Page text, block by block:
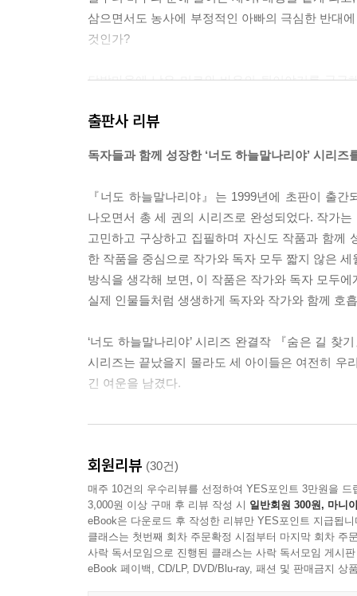
--- p.50
소희가 떠나고 둘만 남자 더 친해질 줄 알았는데
바우는 남들이 자신을 어떻게 생각하는지 알고 있
다. 주목받는 게 더 힘들기 때문이었다. 하지만
느끼는 어려움도 없었다. 그냥 자기 자신으로 충분
--- p.103
재이가 끼자 미르는 오래된 동네 친구처럼 바우가
우는 소희가 살 때는 물론 그 뒤에도 제 집처럼 드
“뭐 할까?”
부산스레 먹을 걸 내온 재이가 상기된 얼굴로 물
--- p.121
--- p.129
삼으면서도 농사에 부정적인 아빠의 극심한 반대
것인가?
달밭마을에 남은 미르와 바우의 뒷이야기를 궁
출판사 리뷰
독자들과 함께 성장한 ‘너도 하늘말나리야’ 시리즈
『너도 하늘말나리야』는 1999년에 초판이 출
나오면서 총 세 권의 시리즈로 완성되었다. 작가
고민하고 구상하고 집필하며 자신도 작품과 함께
한 작품을 중심으로 작가와 독자 모두 짧지 않은
방식을 생각해 보면, 이 작품은 작가와 독자 모두
실제 인물들처럼 생생하게 독자와 작가와 함께 호
‘너도 하늘말나리야’ 시리즈 완결작 『숨은 길 찾
시리즈는 끝났을지 몰라도 세 아이들은 여전히 우
긴 여운을 남겼다.
청소년은 사회적으로 가장 불안정한 위치에 있
느끼곤 한다. 그래서 청소년문학은 무조건적인
세대불문하고 청소년문학만이 가지는 매력이
찾아오는 위기에 피하지 않고 맞선다. 청소년문
과격하고, 가식을 덮은 가면을 쓸 때도 있고, 진심
회원리뷰 (30건)
매주 10건의 우수리뷰를 선정하여 YES포인트 3만원을 드
3,000원 이상 구매 후 리뷰 작성 시 일반회원 300원, 마니
eBook은 다운로드 후 작성한 리뷰만 YES포인트 지급됩니
클래스는 첫번째 회차 주문확정 시점부터 마지막 회차 주
사락 독서모임으로 진행된 클래스는 사락 독서모임 게시
eBook 페이백, CD/LP, DVD/Blu-ray, 패션 및 판매금지 상